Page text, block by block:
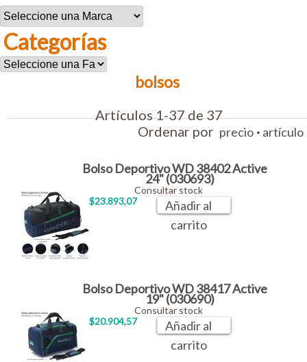
Categorías
bolsos
Artículos 1-37 de 37
Ordenar por precio · artículo
Bolso Deportivo WD 38402 Active
24" (030693)
$23.893,07
Consultar stock
Añadir al
carrito
Bolso Deportivo WD 38417 Active
19" (030690)
$20.904,57
Consultar stock
Añadir al
carrito